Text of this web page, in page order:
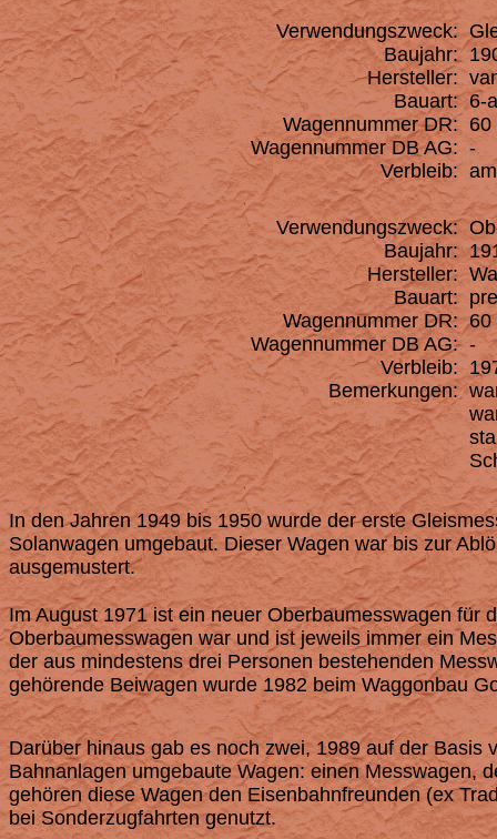
Verwendungszweck:
Baujahr:
Hersteller:
Bauart:6-
Wagennummer DR: 60
Wagennummer DB AG: -
Verbleib:
Verwendungszweck:
Baujahr:
Hersteller:
Bauart:
Wagennummer DR:60
Wagennummer DB AG: -
Verbleib:
Bemerkungen:
In den Jahren 1949 bis 1950 wurde der erste
Solanwagen umgebaut. Dieser Wagen war bis zur
ausgemustert.
Im August 1971 ist ein neuer Oberbaumesswagen für
Oberbaumesswagen war und ist jeweils immer ein
der aus mindestens drei Personen bestehenden
gehörende Beiwagen wurde 1982 beim Waggonbau
Darüber hinaus gab es noch zwei, 1989 auf der
Bahnanlagen umgebaute Wagen: einen Messwagen,
gehören diese Wagen den Eisenbahnfreunden (ex
bei Sonderzugfahrten genutzt.